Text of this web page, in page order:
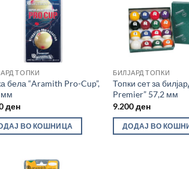
ТОПКИ
бела “Aramith Pro-Cup”,
мм
ден
ВО КОШНИЦА
БИЛЈАРД ТОПКИ
Топки сет за
Premier” 57,2 мм
9.200ден
ДОДАЈ ВО